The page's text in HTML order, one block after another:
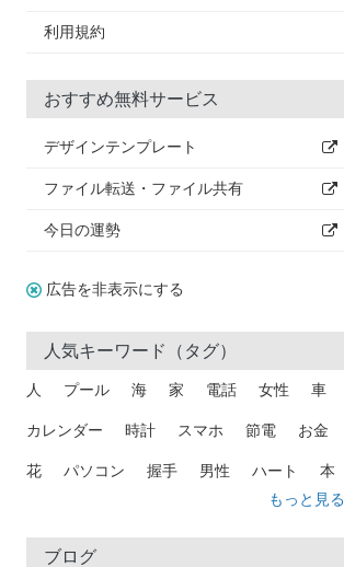
利用規約
おすすめ無料サービス
デザインテンプレート
ファイル転送・ファイル共有
今日の運勢
広告を非表示にする
人気キーワード（タグ）
人 プール 海 家 電話 女性 車
カレンダー 時計 スマホ 節電 お金
花 パソコン 握手 男性 ハート 本
トラック 木
吹き出し
もっと見る
ブログ